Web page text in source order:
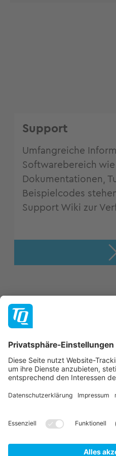
Support
Umfangreiche
Softwarebereich wie
Dokumentationen,
Beispielcodes
Support Wiki zur
Support
Unternehmen
Kontakt
Mehrwertsteuer,